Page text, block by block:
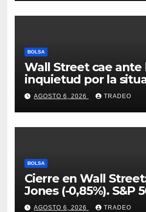
BOLSA
Wall Street cae ante
inquietud por la
Ormuz
AGOSTO 6, 2026 TRADEO
BOLSA
Cierre en Wall
Jones (-0,85%). S&P
(-0,18%) y Nasdaq (-
AGOSTO 6, 2026 TRADEO